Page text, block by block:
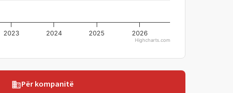
2023 2024 2025 2026
Highcharts.com
businessPër kompanitë